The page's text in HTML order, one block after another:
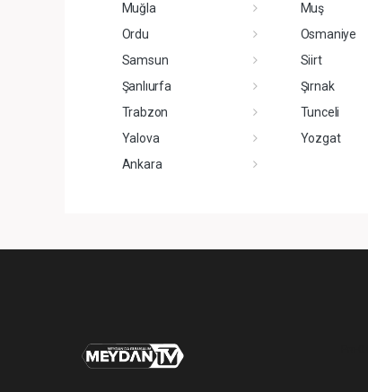
Muğla
Muş
Ordu
Osmaniye
Samsun
Siirt
Şanlıurfa
Şırnak
Trabzon
Tunceli
Yalova
Yozgat
Ankara